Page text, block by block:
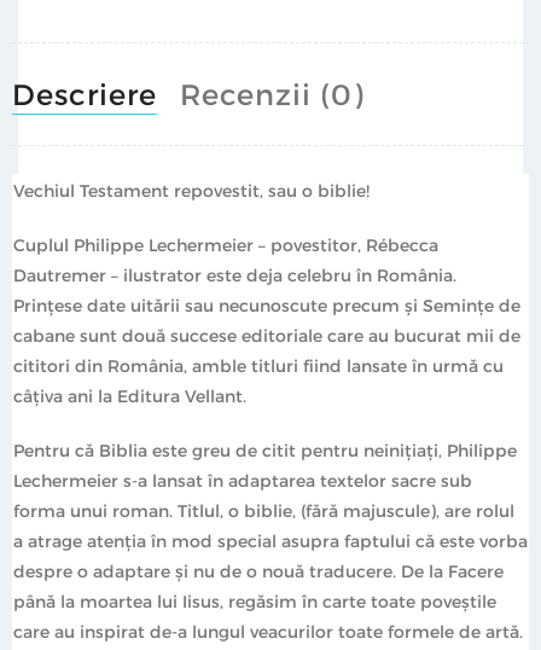
Descriere Recenzii (0)
Vechiul Testament repovestit, sau o biblie!
Cuplul Philippe Lechermeier – povestitor, Rébecca
Dautremer – ilustrator este deja celebru în România.
Prințese date uitării sau necunoscute precum și Semințe de
cabane sunt două succese editoriale care au bucurat mii de
cititori din România, amble titluri fiind lansate în urmă cu
câțiva ani la Editura Vellant.
Pentru că Biblia este greu de citit pentru neinițiați, Philippe
Lechermeier s-a lansat în adaptarea textelor sacre sub
forma unui roman. Titlul, o biblie, (fără majuscule), are rolul
a atrage atenția în mod special asupra faptului că este vorba
despre o adaptare și nu de o nouă traducere. De la Facere
până la moartea lui Iisus, regăsim în carte toate poveștile
care au inspirat de-a lungul veacurilor toate formele de artă.